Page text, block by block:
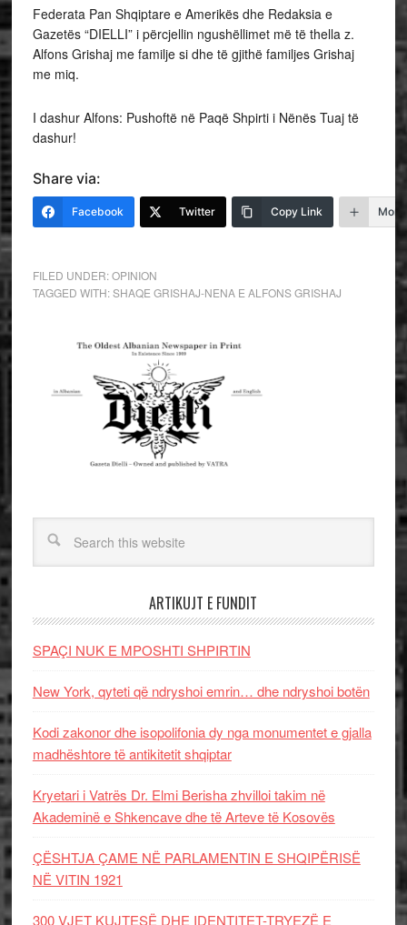
Federata Pan Shqiptare e Amerikës dhe Redaksia e
Gazetës “DIELLI” i përcjellin ngushëllimet më të thella z.
Alfons Grishaj me familje si dhe të gjithë familjes Grishaj
me miq.
I dashur Alfons: Pushoftë në Paqë Shpirti i Nënës Tuaj të
dashur!
Share via:
Facebook Twitter Copy Link More
FILED UNDER:OPINION
TAGGED WITH:SHAQE GRISHAJ-NENA E ALFONS GRISHAJ
ARTIKUJT E FUNDIT
SPAÇI NUK E MPOSHTI SHPIRTIN
New York, qyteti që ndryshoi emrin… dhe ndryshoi botën
Kodi zakonor dhe isopolifonia dy nga monumentet e gjalla
madhështore të antikitetit shqiptar
Kryetari i Vatrës Dr. Elmi Berisha zhvilloi takim në
Akademinë e Shkencave dhe të Arteve të Kosovës
ÇËSHTJA ÇAME NË PARLAMENTIN E SHQIPËRISË
NË VITIN 1921
300 VJET KUJTESË DHE IDENTITET-TRYEZË E